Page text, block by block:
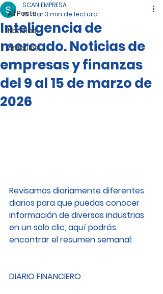
All Posts
Noticias
Artículos
Inteligencia de
mercado. Noticias de
empresas y finanzas
del 9 al 15 de marzo de
2026
SCAN EMPRESA
16 mar3 min de lectura
Revisamos diariamente diferentes
diarios para que puedas conocer
información de diversas industrias
en un solo clic, aquí podrás
encontrar el resumen semanal:
DIARIO FINANCIERO